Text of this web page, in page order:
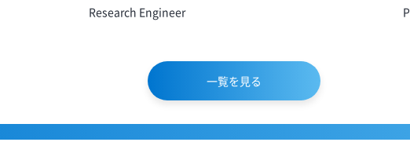
Research Engineer
一覧を見る